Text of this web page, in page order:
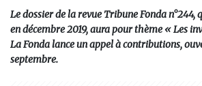
Le dossier de la revue Tribune Fonda n°244,
en décembre 2019, aura pour thème « Les
La Fonda lance un appel à contributions,
septembre.